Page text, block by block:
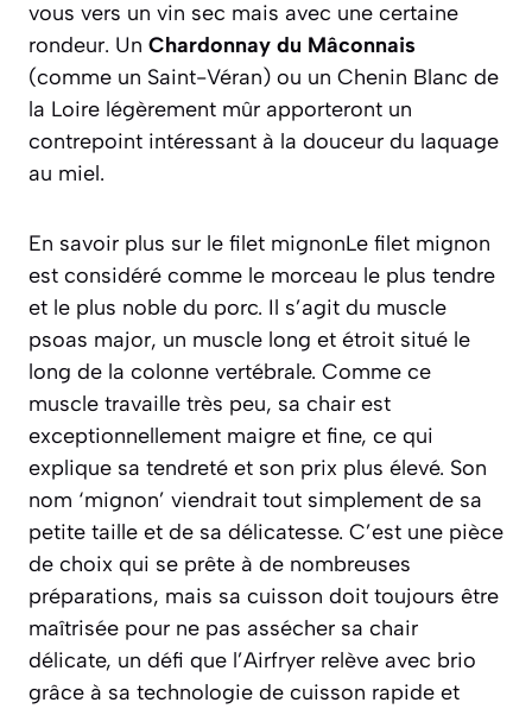
vous vers un vin sec mais avec une certaine
rondeur. Un Chardonnay du Mâconnais
(comme un Saint-Véran) ou un Chenin Blanc de
la Loire légèrement mûr apporteront un
contrepoint intéressant à la douceur du laquage
au miel.
En savoir plus sur le filet mignonLe filet mignon
est considéré comme le morceau le plus tendre
et le plus noble du porc. Il s’agit du muscle
psoas major, un muscle long et étroit situé le
long de la colonne vertébrale. Comme ce
muscle travaille très peu, sa chair est
exceptionnellement maigre et fine, ce qui
explique sa tendreté et son prix plus élevé. Son
nom ‘mignon’ viendrait tout simplement de sa
petite taille et de sa délicatesse. C’est une pièce
de choix qui se prête à de nombreuses
préparations, mais sa cuisson doit toujours être
maîtrisée pour ne pas assécher sa chair
délicate, un défi que l’Airfryer relève avec brio
grâce à sa technologie de cuisson rapide et